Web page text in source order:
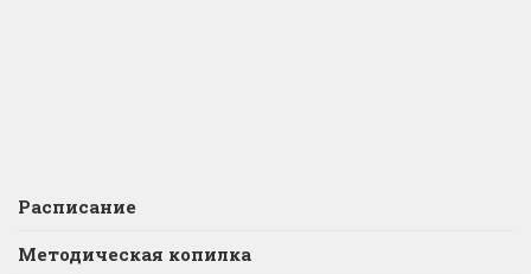
Расписание
Методическая копилка